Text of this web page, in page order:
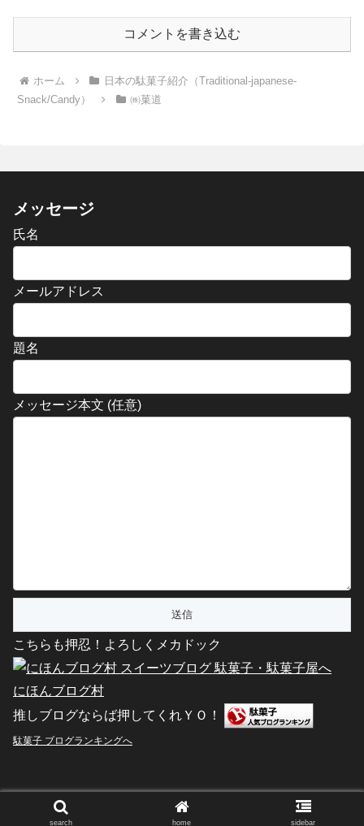
コメントを書き込む
ホーム
日本の駄菓子紹介（Traditional-japanese-
Snack/Candy）
㈱菓道
メッセージ
氏名
メールアドレス
題名
メッセージ本文 (任意)
こちらも押忍！よろしくメカドック
にほんブログ村
推しブログならば押してくれＹＯ！
駄菓子 ブログランキングへ
Copyright © 2011-2026 駄菓子屋文化探訪 All Rights Reserved.
search home sidebar